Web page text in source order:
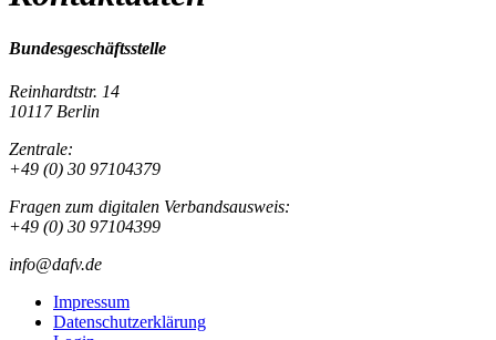
Bundesgeschäftsstelle
Reinhardtstr. 14
10117 Berlin
Zentrale:
+49 (0) 30 97104379
Fragen zum digitalen Verbandsausweis:
+49 (0) 30 97104399
info@dafv.de
Impressum
Datenschutzerklärung